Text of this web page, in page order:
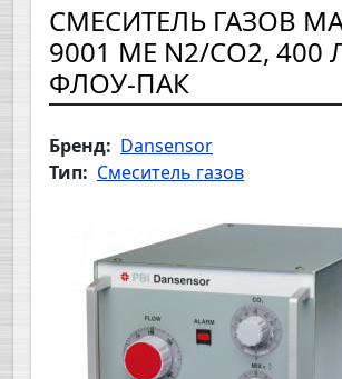
СМЕСИТЕЛЬ ГАЗОВ
9001 ME N2/CO2,
ФЛОУ-ПАК
Бренд
Dansensor
Тип
Смеситель газов